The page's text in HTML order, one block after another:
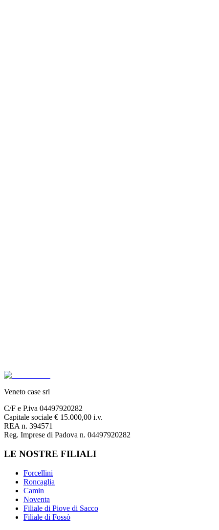
Veneto case srl
C/F e P.iva 04497920282
Capitale sociale € 15.000,00 i.v.
REA n. 394571
Reg. Imprese di Padova n. 04497920282
LE NOSTRE FILIALI
Forcellini
Roncaglia
Camin
Noventa
Filiale di Piove di Sacco
Filiale di Fossò